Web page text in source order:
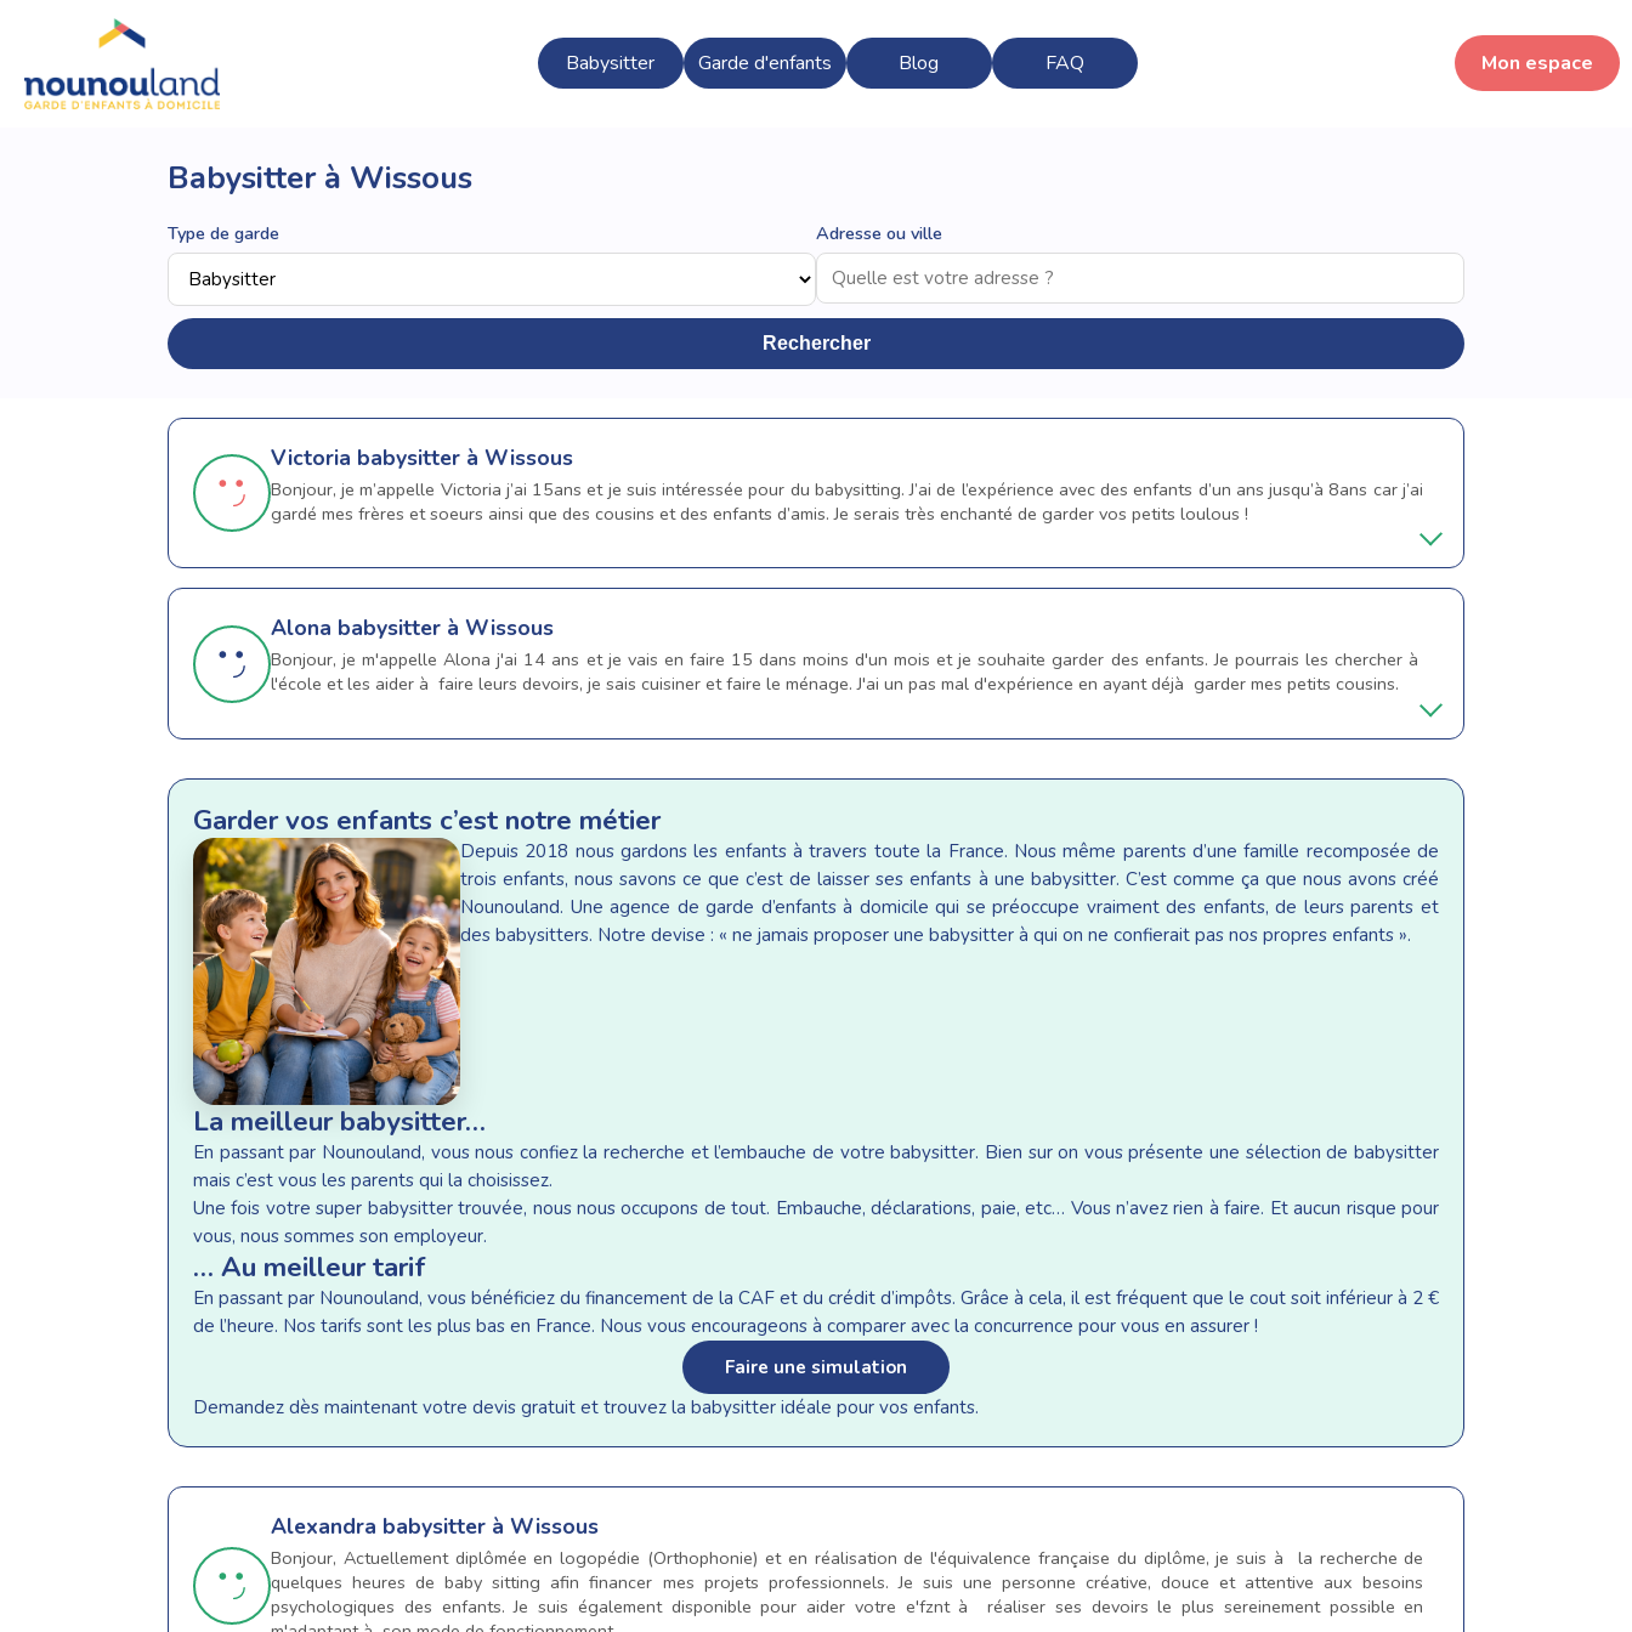
Babysitter Garde d'enfants Blog FAQ Mon espace
Babysitter à Wissous
Type de garde Adresse ou ville
Rechercher
Victoria babysitter à Wissous
Bonjour, je m’appelle Victoria j’ai 15ans et je suis intéressée pour du babysitting. J’ai de l’expérience avec des enfants d’un ans jusqu’à 8ans car j’ai
gardé mes frères et soeurs ainsi que des cousins et des enfants d’amis. Je serais très enchanté de garder vos petits loulous !
Alona babysitter à Wissous
Bonjour, je m'appelle Alona j'ai 14 ans et je vais en faire 15 dans moins d'un mois et je souhaite garder des enfants. Je pourrais les chercher à
l'école et les aider à faire leurs devoirs, je sais cuisiner et faire le ménage. J'ai un pas mal d'expérience en ayant déjà garder mes petits cousins.
Garder vos enfants c’est notre métier
Depuis 2018 nous gardons les enfants à travers toute la France. Nous même parents d’une famille recomposée de
trois enfants, nous savons ce que c’est de laisser ses enfants à une babysitter. C’est comme ça que nous avons créé
Nounouland. Une agence de garde d’enfants à domicile qui se préoccupe vraiment des enfants, de leurs parents et
des babysitters. Notre devise : « ne jamais proposer une babysitter à qui on ne confierait pas nos propres enfants ».
La meilleur babysitter…
En passant par Nounouland, vous nous confiez la recherche et l’embauche de votre babysitter. Bien sur on vous présente une sélection de babysitter
mais c’est vous les parents qui la choisissez.
Une fois votre super babysitter trouvée, nous nous occupons de tout. Embauche, déclarations, paie, etc… Vous n’avez rien à faire. Et aucun risque pour
vous, nous sommes son employeur.
… Au meilleur tarif
En passant par Nounouland, vous bénéficiez du financement de la CAF et du crédit d’impôts. Grâce à cela, il est fréquent que le cout soit inférieur à 2 €
de l’heure. Nos tarifs sont les plus bas en France. Nous vous encourageons à comparer avec la concurrence pour vous en assurer !
Faire une simulation
Demandez dès maintenant votre devis gratuit et trouvez la babysitter idéale pour vos enfants.
Alexandra babysitter à Wissous
Bonjour, Actuellement diplômée en logopédie (Orthophonie) et en réalisation de l'équivalence française du diplôme, je suis à la recherche de
quelques heures de baby sitting afin financer mes projets professionnels. Je suis une personne créative, douce et attentive aux besoins
psychologiques des enfants. Je suis également disponible pour aider votre e'fznt à réaliser ses devoirs le plus sereinement possible en